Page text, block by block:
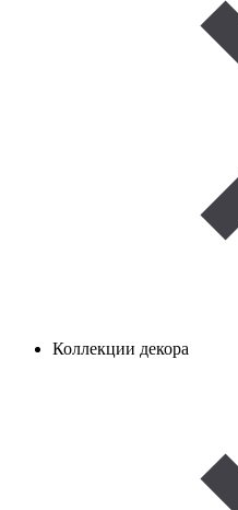
Коллекции декора